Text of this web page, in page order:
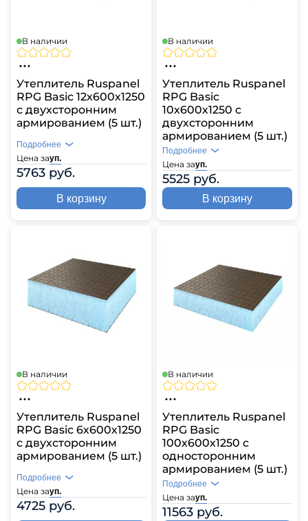
В наличии
Утеплитель Ruspanel
RPG Basic 12х600х1250
с двухсторонним
армированием (5 шт.)
Цена зауп.
5763 руб.
Подробнее
В корзину
В наличии
Утеплитель Ruspanel
RPG Basic
10х600х1250 с
двухсторонним
армированием (5 шт.)
Цена зауп.
5525 руб.
Подробнее
В корзину
В наличии
Утеплитель Ruspanel
RPG Basic 6х600х1250
с двухсторонним
армированием (5 шт.)
Цена зауп.
4725 руб.
Подробнее
В наличии
Утеплитель Ruspanel
RPG Basic
100х600х1250 с
односторонним
армированием (5 шт.)
Цена зауп.
11563 руб.
Подробнее